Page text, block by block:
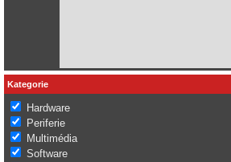
Kategorie
Hardware
Periferie
Multimédia
Software